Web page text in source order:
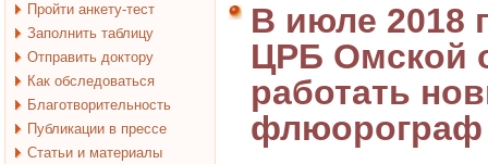
Пройти анкету-тест
Заполнить таблицу
Отправить доктору
Как обследоваться
Благотворительность
Публикации в прессе
Статьи и материалы
В июле 2018
ЦРБ Омской
работать
флюорограф